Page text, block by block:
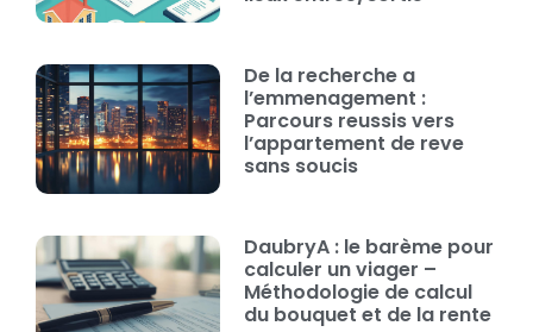
De la recherche a
l’emmenagement :
Parcours reussis vers
l’appartement de reve
sans soucis
DaubryA : le barème pour
calculer un viager –
Méthodologie de calcul
du bouquet et de la rente